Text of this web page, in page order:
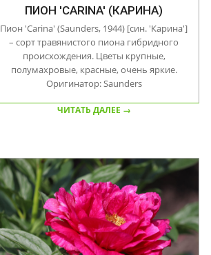
ПИОН 'CARINA' (КАРИНА)
Пион 'Carina' (Saunders, 1944) [син. 'Карина']
– сорт травянистого пиона гибридного
происхождения. Цветы крупные,
полумахровые, красные, очень яркие.
Оригинатор: Saunders
ЧИТАТЬ ДАЛЕЕ →